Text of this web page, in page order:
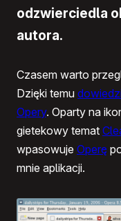
odzwierciedla
autora.
Czasem warto
Dzięki temu
Opery. Oparty na
gietekowy temat
wpasowuje Operę
mnie aplikacji.